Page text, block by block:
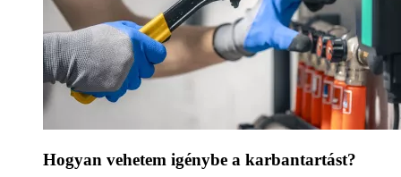
Hogyan vehetem igénybe a karbantartást?